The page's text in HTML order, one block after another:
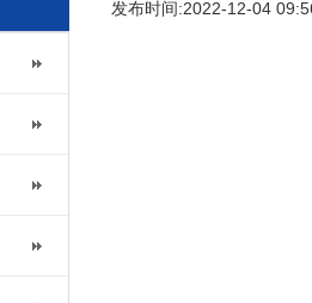
发布时间:2022-12-04